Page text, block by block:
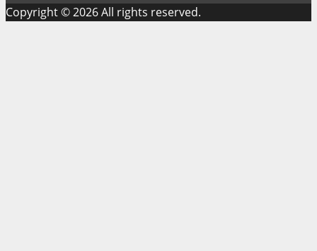
Copyright © 2026 All rights reserved.